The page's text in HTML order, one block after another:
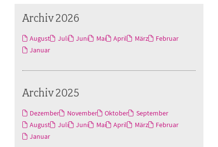
Archiv 2026
August Juli Juni Mai April März
Februar
Januar
Archiv 2025
Dezember November Oktober
September
August
Juli Juni Mai April März
Februar
Januar